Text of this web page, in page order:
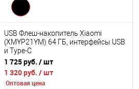
USB Флеш-накопитель Xiaomi
(XMYP21YM) 64 ГБ, интерфейсы USB
и Type-C
1 725 руб. / шт
1 320 руб. / шт
Оптовая цена